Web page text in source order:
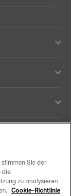
Sie der
die
zu analysieren
Cookie-Richtlinie